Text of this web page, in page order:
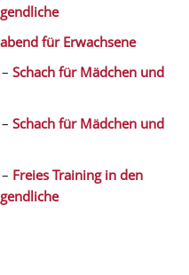
für Erwachsene
– Schach für Mädchen und
– Schach für Mädchen und
– Freies Training in den